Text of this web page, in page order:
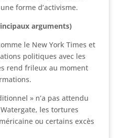
forme d’activisme.
arguments)
le New York Times et
politiques avec les
rend frileux au moment
» n’a pas attendu
les tortures
ou certains excès